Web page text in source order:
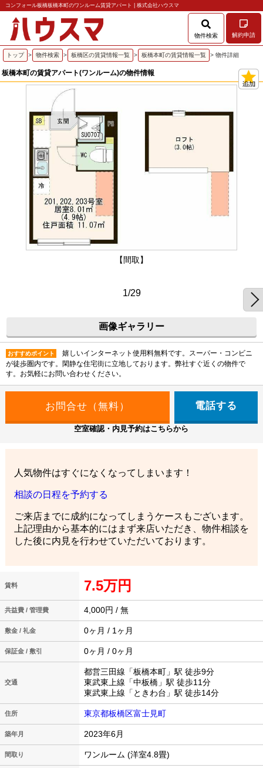
コンフォール板橋板橋本町のワンルーム賃貸アパート | 株式会社ハウスマ
物件検索 解約申請
トップ > 物件検索 > 板橋区の賃貸情報一覧 > 板橋本町の賃貸情報一覧 > 物件詳細
板橋本町の賃貸アパート(ワンルーム)の物件情報
【間取】
1/29
画像ギャラリー
おすすめポイント
嬉しいインターネット使用料無料です。スーパー・コンビニ
が徒歩圏内です。閑静な住宅街に立地しております。弊社すぐ近くの物件で
す。お気軽にお問い合わせください。
電話する
空室確認・内見予約はこちらから
人気物件はすぐになくなってしまいます！
相談の日程を予約する
ご来店までに成約になってしまうケースもございます。
上記理由から基本的にはまず来店いただき、物件相談を
した後に内見を行わせていただいております。
賃料 7.5万円
共益費 / 管理費 4,000円 / 無
敷金 / 礼金 0ヶ月 / 1ヶ月
保証金 / 敷引 0ヶ月 / 0ヶ月
交通
都営三田線「板橋本町」駅 徒歩9分
東武東上線「中板橋」駅 徒歩11分
東武東上線「ときわ台」駅 徒歩14分
住所 東京都板橋区富士見町
築年月 2023年6月
間取り ワンルーム (洋室4.8畳)